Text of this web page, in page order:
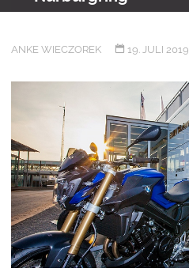
ANKE WIECZOREK 19. JULI 2019